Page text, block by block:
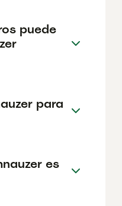
puede
para
es